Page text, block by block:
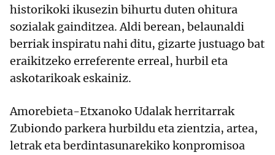
historikoki ikusezin bihurtu duten ohitura
sozialak gainditzea. Aldi berean, belaunaldi
berriak inspiratu nahi ditu, gizarte justuago bat
eraikitzeko erreferente erreal, hurbil eta
askotarikoak eskainiz.
Amorebieta-Etxanoko Udalak herritarrak
Zubiondo parkera hurbildu eta zientzia, artea,
letrak eta berdintasunarekiko konpromisoa